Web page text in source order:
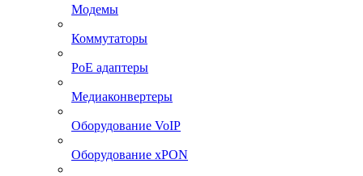
Модемы
Коммутаторы
PoE адаптеры
Медиаконвертеры
Оборудование VoIP
Оборудование xPON